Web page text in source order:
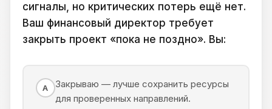
сигналы, но критических потерь ещё нет.
Ваш финансовый директор требует
закрыть проект «пока не поздно». Вы:
А
Закрываю — лучше сохранить ресурсы
для проверенных направлений.